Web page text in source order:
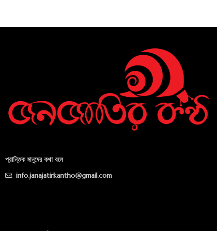
প্রান্তিক মানুষের কথা বলে
info.janajatirkantho@gmail.com